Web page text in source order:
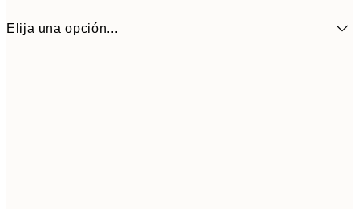
Elija una opción...